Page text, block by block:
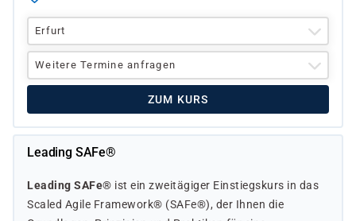
Erfurt
Weitere Termine anfragen
ZUM KURS
Leading SAFe®
Leading SAFe® ist ein zweitägiger Einstiegskurs in das
Scaled Agile Framework® (SAFe®), der Ihnen die